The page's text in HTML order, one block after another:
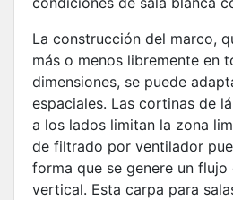
La construcción del marco,
más o menos libremente en
dimensiones, se puede
espaciales. Las cortinas de
a los lados limitan la zona
de filtrado por ventilador
forma que se genere un
vertical. Esta carpa para